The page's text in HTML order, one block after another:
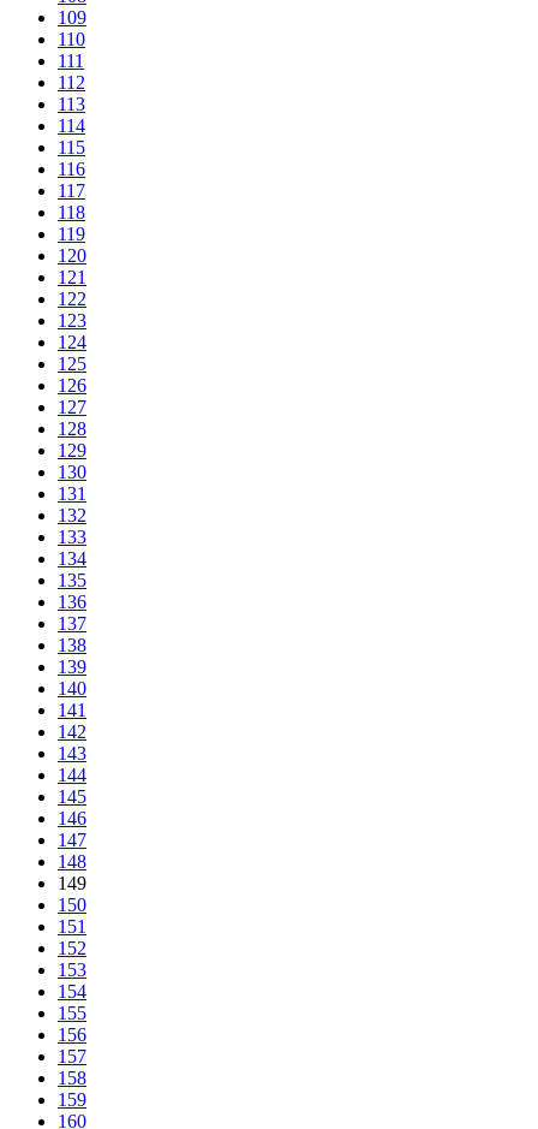
109
110
111
112
113
114
115
116
117
118
119
120
121
122
123
124
125
126
127
128
129
130
131
132
133
134
135
136
137
138
139
140
141
142
143
144
145
146
147
148
149
150
151
152
153
154
155
156
157
158
159
160